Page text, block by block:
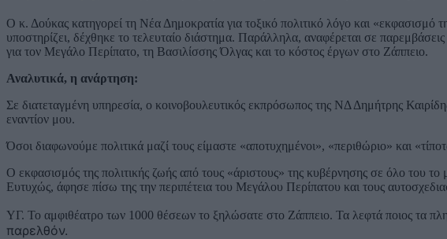
Ο κ. Δούκας κατηγορεί τη Νέα Δημοκρατία για τοξικό πολιτικό λόγο και «εκφασισμό
υποστηρίζει, δέχθηκε το τελευταίο διάστημα. Παράλληλα, αναφέρεται σε
για τον Μεγάλο Περίπατο, τη Βασιλίσσης Όλγας και το κόστος έργων στο Ζάππειο.
Αναλυτικά, η ανάρτηση:
Σε διατεταγμένη υπηρεσία, ο κοινοβουλευτικός εκπρόσωπος της ΝΔ Δημήτρης
εναντίον μου.
Όσοι διαφωνούμε πολιτικά μαζί τους είμαστε «αποτυχημένοι», «περιθώριο» και
Ο εκφασισμός της πολιτικής ζωής από τους «άριστους» της κυβέρνησης σε όλο του
Ευτυχώς, άφησε πίσω της την περιπέτεια του Μεγάλου Περίπατου και τους
ΥΓ. Το αμφιθέατρο των 1000 θέσεων το ξηλώσατε στο Ζάππειο. Τα λεφτά ποιος τα
παρελθόν.